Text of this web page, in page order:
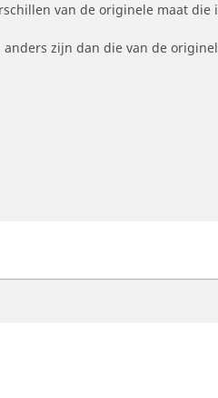
van de originele maat
zijn dan die van de